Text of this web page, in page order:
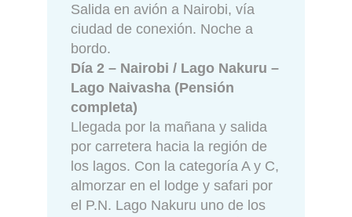
Salida en avión a Nairobi, vía
ciudad de conexión. Noche a
bordo.
Día 2 – Nairobi / Lago Nakuru –
Lago Naivasha (Pensión
completa)
Llegada por la mañana y salida
por carretera hacia la región de
los lagos. Con la categoría A y C,
almorzar en el lodge y safari por
el P.N. Lago Nakuru uno de los